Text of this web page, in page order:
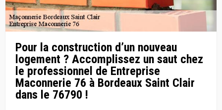
Pour la construction d’un nouveau
logement ? Accomplissez un saut chez
le professionnel de Entreprise
Maconnerie 76 à Bordeaux Saint Clair
dans le 76790 !